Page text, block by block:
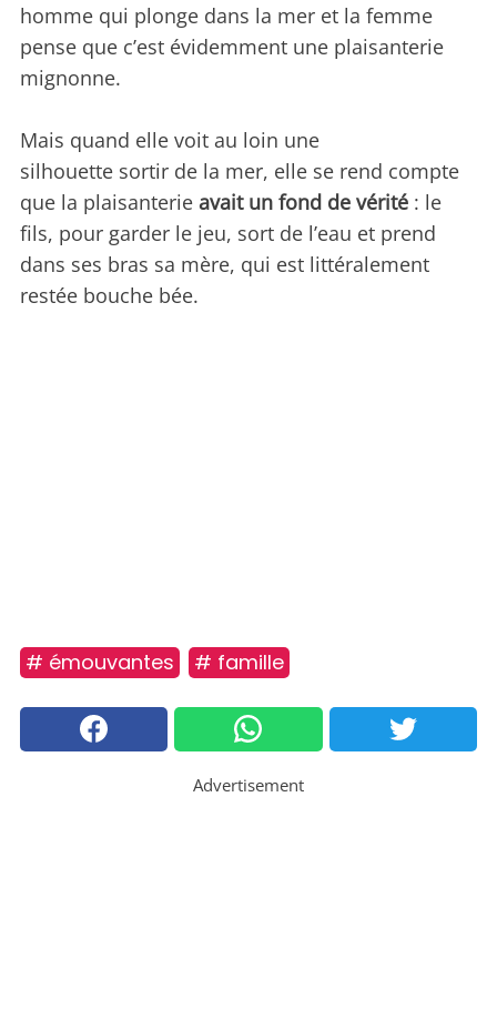
homme qui plonge dans la mer et la femme
pense que c’est évidemment une plaisanterie
mignonne.
Mais quand elle voit au loin une
silhouette sortir de la mer, elle se rend compte
que la plaisanterie avait un fond de vérité : le
fils, pour garder le jeu, sort de l’eau et prend
dans ses bras sa mère, qui est littéralement
restée bouche bée.
# émouvantes # famille
Advertisement